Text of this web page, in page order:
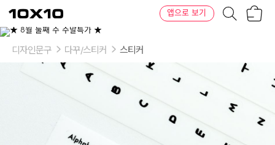
텐
바
텐
앱으로 보기
디자인문구 다꾸/스티커 스티커